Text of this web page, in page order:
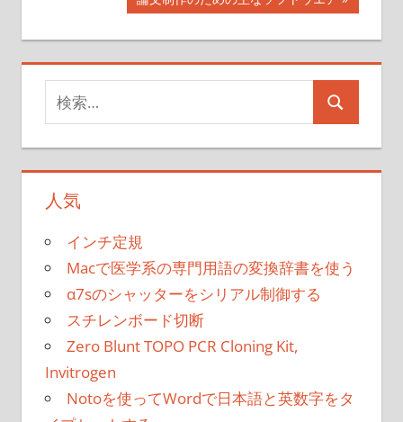
ビ
ゲ
ー
シ
ョ
記
事:
索
対
象:
検
人気
インチ定規
Macで医学系の専門用語の変換辞書を使う
α7sのシャッターをシリアル制御する
スチレンボード切断
Zero Blunt TOPO PCR Cloning Kit,
Invitrogen
Notoを使ってWordで日本語と英数字をタ